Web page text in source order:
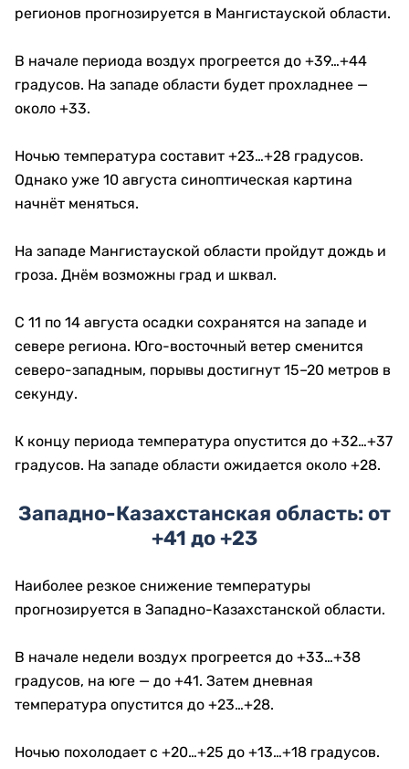
регионов прогнозируется в Мангистауской области.
В начале периода воздух прогреется до +39…+44
градусов. На западе области будет прохладнее —
около +33.
Ночью температура составит +23…+28 градусов.
Однако уже 10 августа синоптическая картина
начнёт меняться.
На западе Мангистауской области пройдут дождь и
гроза. Днём возможны град и шквал.
С 11 по 14 августа осадки сохранятся на западе и
севере региона. Юго-восточный ветер сменится
северо-западным, порывы достигнут 15–20 метров в
секунду.
К концу периода температура опустится до +32…+37
градусов. На западе области ожидается около +28.
Западно-Казахстанская область: от
+41 до +23
Наиболее резкое снижение температуры
прогнозируется в Западно-Казахстанской области.
В начале недели воздух прогреется до +33…+38
градусов, на юге — до +41. Затем дневная
температура опустится до +23…+28.
Ночью похолодает с +20…+25 до +13…+18 градусов.